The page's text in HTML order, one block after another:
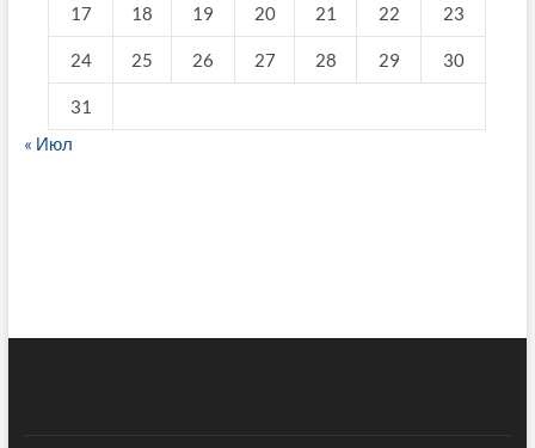
17 18 19 20 21 22 23
24 25 26 27 28 29 30
31
« Июл